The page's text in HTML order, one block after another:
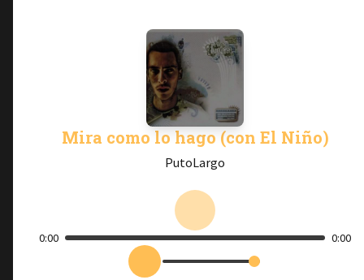
Mira como lo hago (con El Niño)
PutoLargo
0:00 0:00